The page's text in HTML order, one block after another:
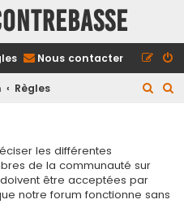
Nous contacter
Règles
r
les différentes
de la communauté sur
doivent être acceptées par
notre forum fonctionne sans